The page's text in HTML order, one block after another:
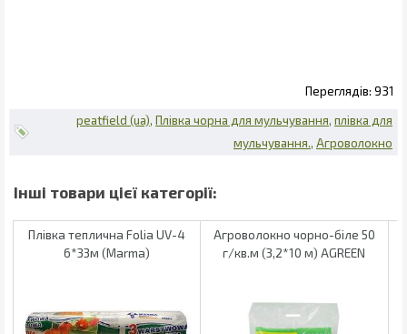
931
peatfield (ua) Плівка чорна для мульчування плівка для
мульчування. Агроволокно
Плівка теплична Folia UV-4
6*33м (Marma)
Агроволокно чорно-біле 50
г/кв.м (3,2*10 м) AGREEN